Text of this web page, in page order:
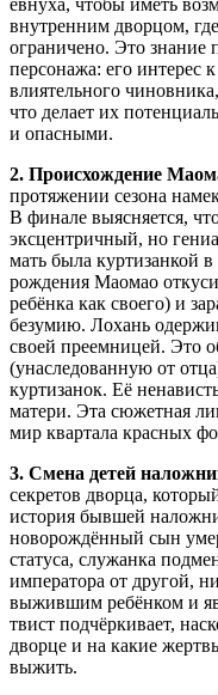
евнуха, чтобы иметь
внутренним дворцом,
ограничено. Это знание
персонажа: его интерес
влиятельного
что делает их
и опасными.
2. Происхождение
протяжении сезона
В финале выясняется,
эксцентричный, но
мать была куртизанкой
рождения Маомао
ребёнка как своего) и
безумию. Лохань
своей преемницей. Это
(унаследованную от
куртизанок. Её
матери. Эта сюжетная
мир квартала красных
3. Смена детей
секретов дворца,
история бывшей
новорождённый сын
статуса, служанка
императора от другой,
выжившим ребёнком и
твист подчёркивает,
дворце и на какие
выжить.